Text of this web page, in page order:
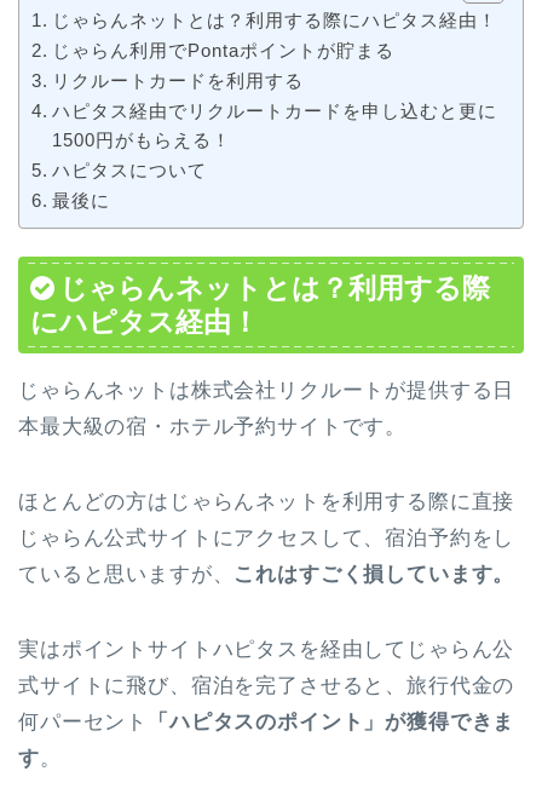
じゃらんネットとは？利用する際にハピタス経由！
じゃらん利用でPontaポイントが貯まる
リクルートカードを利用する
ハピタス経由でリクルートカードを申し込むと更に
1500円がもらえる！
ハピタスについて
最後に
じゃらんネットとは？利用する際
にハピタス経由！
じゃらんネットは株式会社リクルートが提供する日
本最大級の宿・ホテル予約サイトです。
ほとんどの方はじゃらんネットを利用する際に直接
じゃらん公式サイトにアクセスして、宿泊予約をし
ていると思いますが、 これはすごく損しています。
実はポイントサイトハピタスを経由してじゃらん公
式サイトに飛び、宿泊を完了させると、旅行代金の
何パーセント
「ハピタスのポイント」が獲得できま
す。